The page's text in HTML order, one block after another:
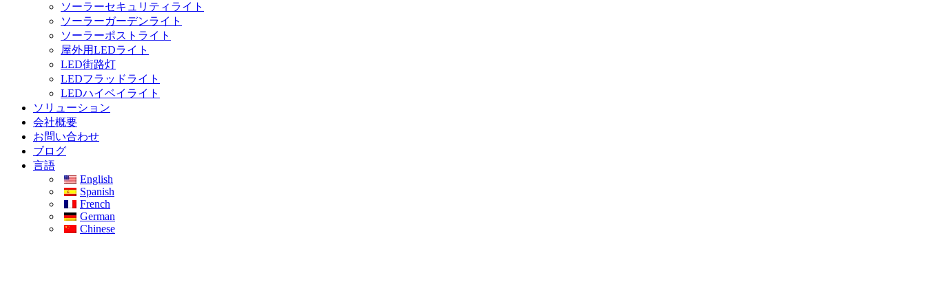
ソーラーセキュリティライト
ソーラーガーデンライト
ソーラーポストライト
屋外用LEDライト
LED街路灯
LEDフラッドライト
LEDハイベイライト
ソリューション
会社概要
お問い合わせ
ブログ
言語
English
Spanish
French
German
Chinese